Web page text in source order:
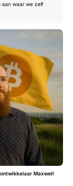
aan waar we zelf
Maxwell